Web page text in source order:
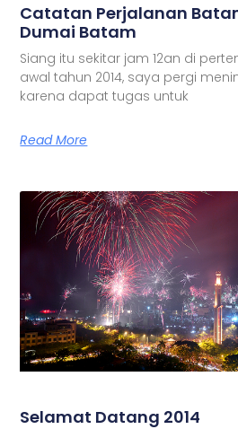
Catatan Perjalanan
Dumai Batam
Siang itu sekitar jam 12an di
awal tahun 2014, saya pergi
karena dapat tugas untuk
Read More
Selamat Datang 2014